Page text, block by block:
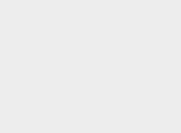
Sammlung der
Hinweise auf den Etiketten